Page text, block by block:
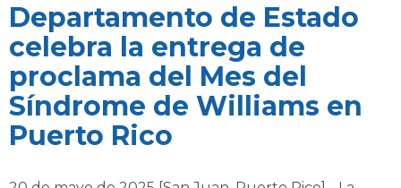
Departamento de Estado
celebra la entrega de
proclama del Mes del
Síndrome de Williams en
Puerto Rico